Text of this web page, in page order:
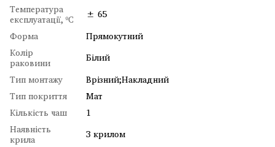
Температура
експлуатації, ºC
± 65
Форма
Прямокутний
Колір
раковини
Білий
Тип монтажу
Врізний;Накладний
Тип покриття
Мат
Кількість чаш
1
Наявність
крила
З крилом